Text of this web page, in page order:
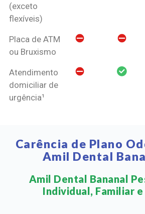
(exceto
flexíveis)
Placa de ATM
ou Bruxismo
Atendimento
domiciliar de
urgência¹
Carência de Plano
Amil Dental
Amil Dental Bananal
Individual, Familiar e